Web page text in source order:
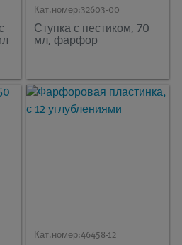
Кат.номер:32603-00
Ступка с пестиком, 70
мл, фарфор
Кат.номер:46458-12